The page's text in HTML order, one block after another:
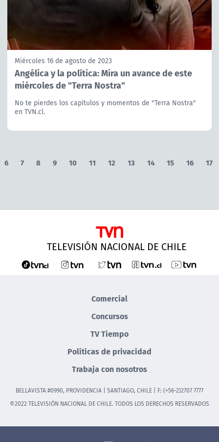
Miércoles 16 de agosto de 2023
Angélica y la política: Mira un avance de este
miércoles de "Terra Nostra"
No te pierdes los capítulos y momentos de "Terra Nostra"
en TVN.cl.
6 7 8 9 10 11 12 13 14 15 16 17
TELEVISIÓN NACIONAL DE CHILE
Comercial
Concursos
TV Tiempo
Políticas de privacidad
Trabaja con nosotros
BELLAVISTA #0990, PROVIDENCIA | SANTIAGO, CHILE | F: (+56-2)2707 7777
©2022 TELEVISIÓN NACIONAL DE CHILE. TODOS LOS DERECHOS RESERVADOS